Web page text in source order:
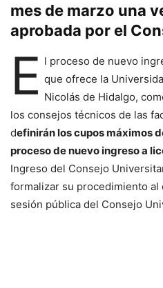
mes de marzo una
aprobada por el
E l proceso de nuevo
que ofrece la
Nicolás de Hidalgo,
los consejos técnicos de las
definirán los cupos máximos
proceso de nuevo ingreso a
Ingreso del Consejo
formalizar su procedimiento
sesión pública del Consejo